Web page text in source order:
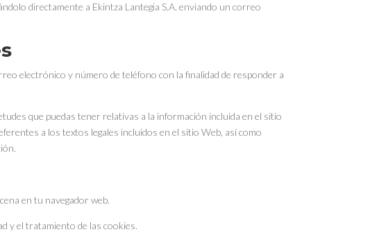
directamente a Ekintza Lantegia S.A. enviando un correo
electrónico y número de teléfono con la finalidad de responder a
que puedas tener relativas a la información incluida en el sitio
a los textos legales incluidos en el sitio Web, así como
en tu navegador web.
y el tratamiento de las cookies.